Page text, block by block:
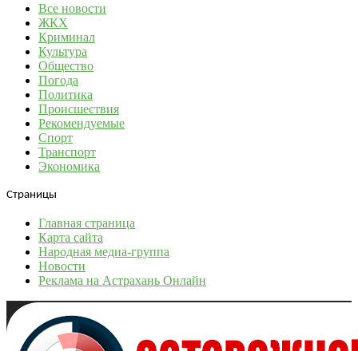
Все новости
ЖКХ
Криминал
Культура
Общество
Погода
Политика
Происшествия
Рекомендуемые
Спорт
Транспорт
Экономика
Страницы
Главная страница
Карта сайта
Народная медиа-группа
Новости
Реклама на Астрахань Онлайн